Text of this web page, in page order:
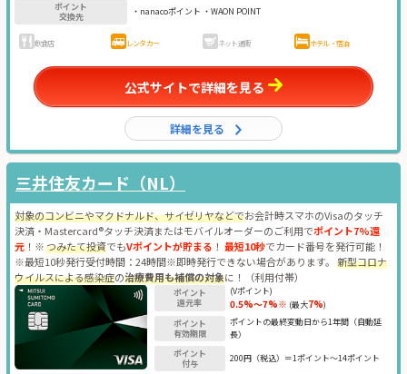
ポイント
交換先
・nanacoポイント ・WAON POINT
飲食店 レンタカー ネット通販 ホテル・宿泊
公式サイトで詳細を見る
詳細を見る
三井住友カード（NL）
対象のコンビニやマクドナルド、サイゼリヤなどでお会計時スマホのVisaのタッチ
決済・Mastercard®タッチ決済またはモバイルオーダーのご利用でポイント7%還
元 ！※つみたて投資でもVポイントが貯まる ！ 最短10秒でカード番号を発行可能！
※最短10秒発行受付時間：24時間※即時発行できない場合があります。 新型コロナ
ウイルスによる感染症の治療費用も補償の対象に！（利用付帯）
ポイント
還元率
(Vポイント)
0.5%～7%※ (最大7%)
ポイント
有効期限
ポイントの最終変動日から1年間（自動延
長）
ポイント
付与
200円（税込）＝1ポイント～14ポイント